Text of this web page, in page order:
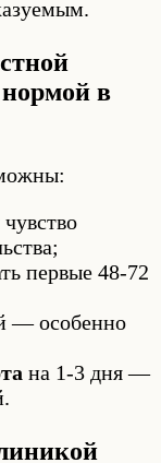
нормой в
первые 48-72
— особенно
на 1-3 дня —